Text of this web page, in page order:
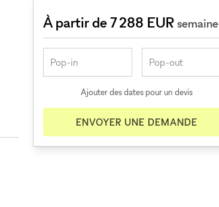
À partir de 7 288 EURsemaine
Ajouter des dates pour un devis
ENVOYER UNE DEMANDE